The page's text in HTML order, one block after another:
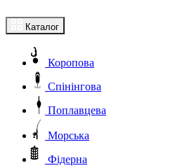
Каталог
Коропова
Спінінгова
Поплавцева
Морська
Фідерна